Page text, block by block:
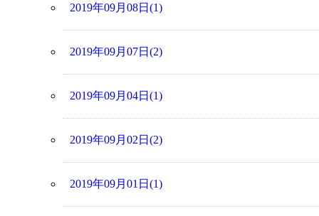
2019年09月08日(1)
2019年09月07日(2)
2019年09月04日(1)
2019年09月02日(2)
2019年09月01日(1)